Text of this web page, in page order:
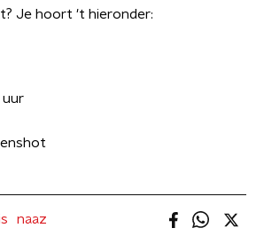
Je hoort 't hieronder:
naaz